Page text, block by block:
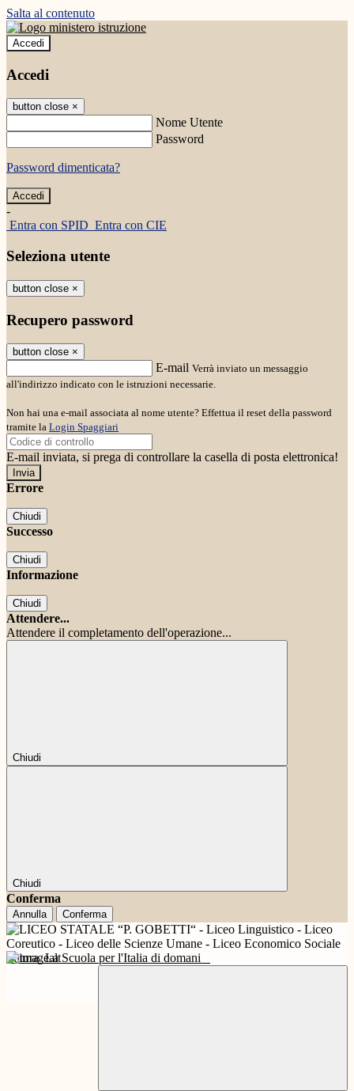
Salta al contenuto
Accedi
Accedi
button close ×
Nome Utente
Password
Password dimenticata?
-
Entra con SPID Entra con CIE
Seleziona utente
button close ×
Recupero password
button close ×
E-mail Verrà inviato un messaggio
all'indirizzo indicato con le istruzioni necessarie.
Non hai una e-mail associata al nome utente? Effettua il reset della password
tramite la Login Spaggiari
E-mail inviata, si prega di controllare la casella di posta elettronica!
Errore
Chiudi
Successo
Chiudi
Informazione
Chiudi
Attendere...
Attendere il completamento dell'operazione...
Chiudi
Chiudi
Conferma
Annulla Conferma
Futura La Scuola per l'Italia di domani